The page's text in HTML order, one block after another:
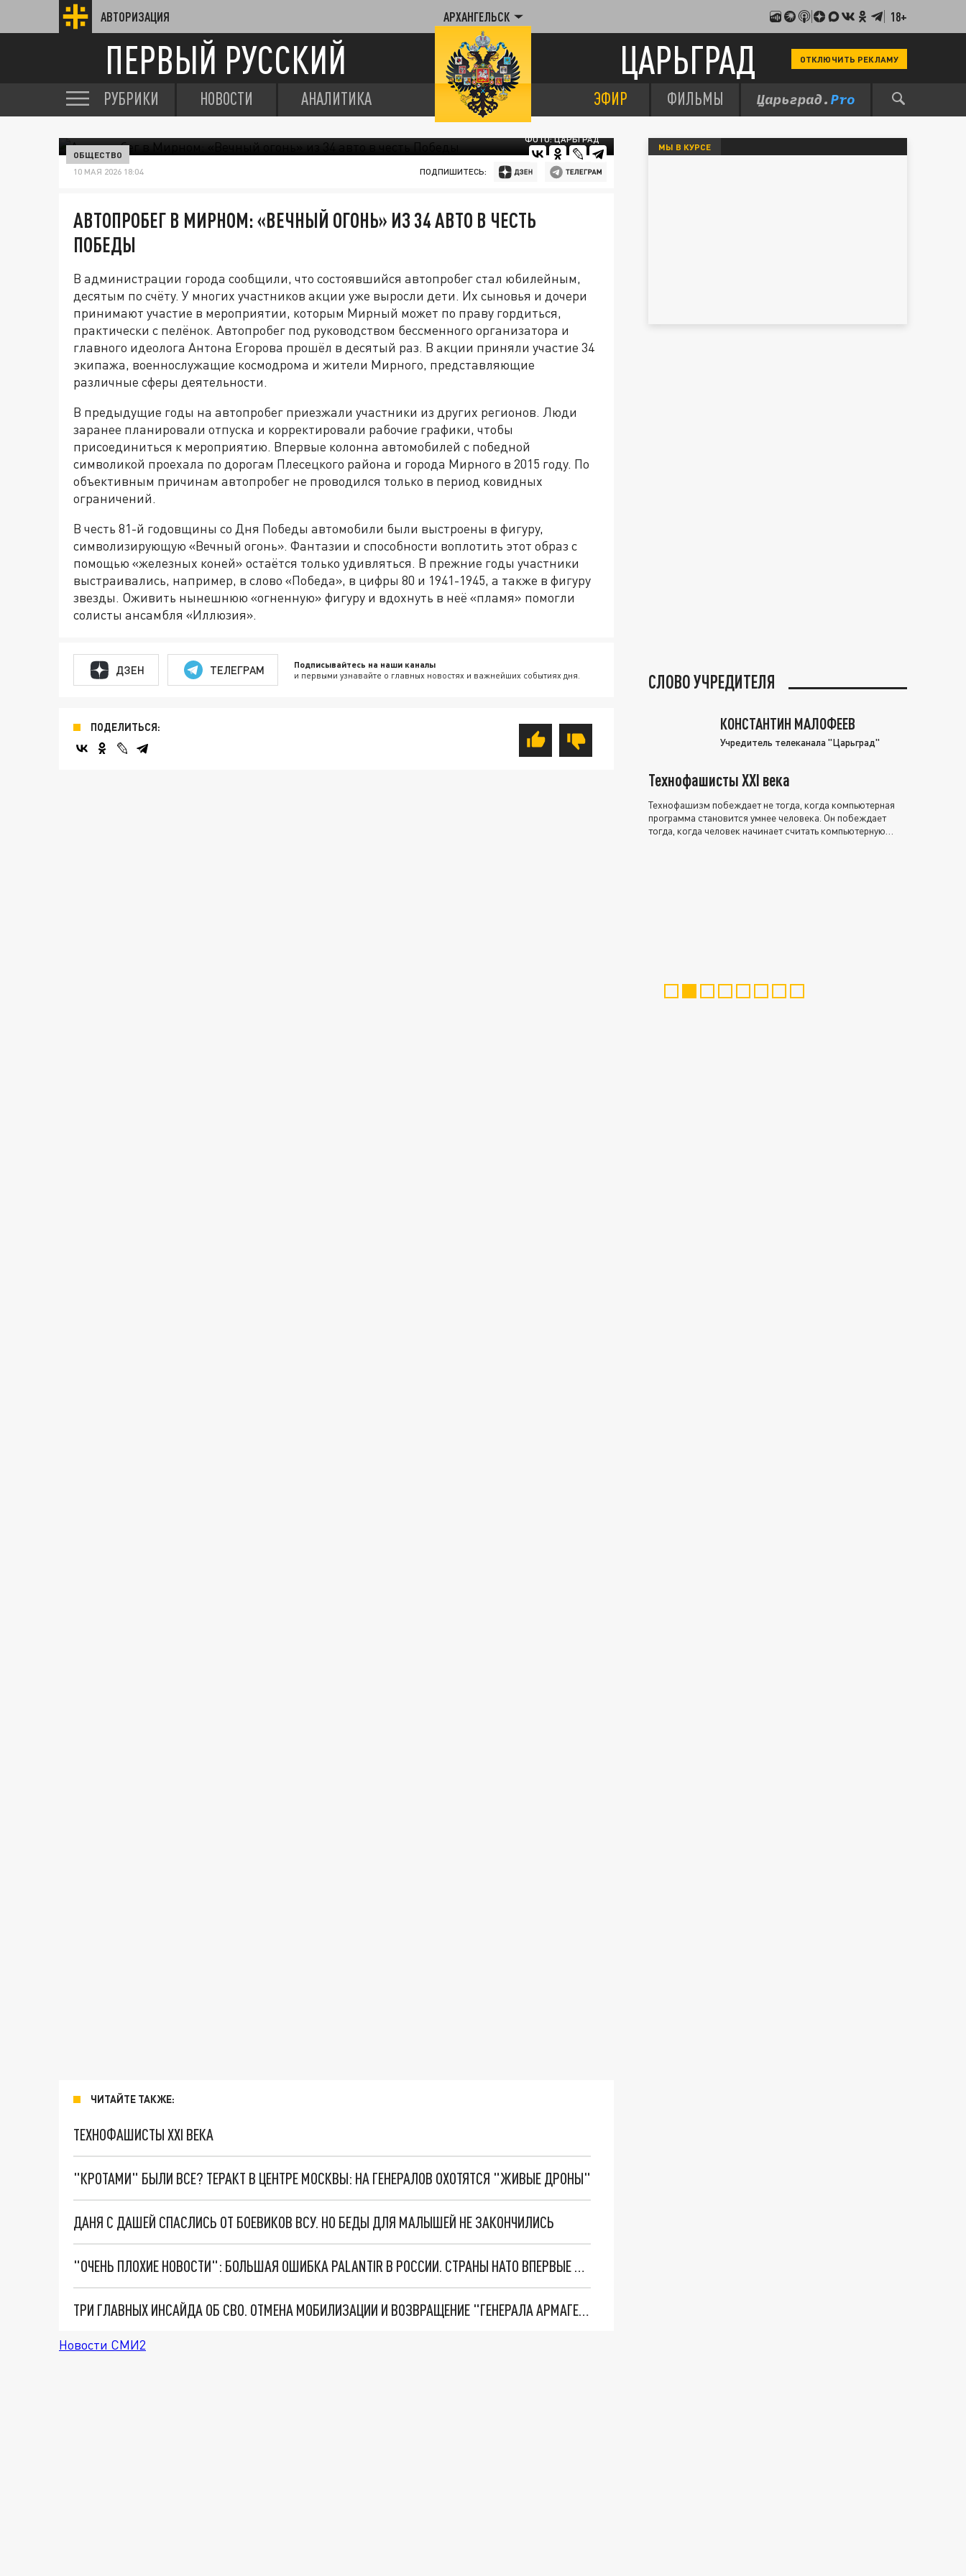
АВТОРИЗАЦИЯ АРХАНГЕЛЬСК 18+
ПЕРВЫЙ РУССКИЙ ЦАРЬГРАД ОТКЛЮЧИТЬ РЕКЛАМУ
РУБРИКИ НОВОСТИ АНАЛИТИКА ЭФИР ФИЛЬМЫ
ФОТО: ЦАРЬГРАД
ОБЩЕСТВО
10 МАЯ 2026 18:04 ПОДПИШИТЕСЬ:
АВТОПРОБЕГ В МИРНОМ: «ВЕЧНЫЙ ОГОНЬ» ИЗ 34 АВТО В ЧЕСТЬ
ПОБЕДЫ
В администрации города сообщили, что состоявшийся автопробег стал юбилейным,
десятым по счёту. У многих участников акции уже выросли дети. Их сыновья и дочери
принимают участие в мероприятии, которым Мирный может по праву гордиться,
практически с пелёнок. Автопробег под руководством бессменного организатора и
главного идеолога Антона Егорова прошёл в десятый раз. В акции приняли участие 34
экипажа, военнослужащие космодрома и жители Мирного, представляющие
различные сферы деятельности.
В предыдущие годы на автопробег приезжали участники из других регионов. Люди
заранее планировали отпуска и корректировали рабочие графики, чтобы
присоединиться к мероприятию. Впервые колонна автомобилей с победной
символикой проехала по дорогам Плесецкого района и города Мирного в 2015 году. По
объективным причинам автопробег не проводился только в период ковидных
ограничений.
В честь 81-й годовщины со Дня Победы автомобили были выстроены в фигуру,
символизирующую «Вечный огонь». Фантазии и способности воплотить этот образ с
помощью «железных коней» остаётся только удивляться. В прежние годы участники
выстраивались, например, в слово «Победа», в цифры 80 и 1941-1945, а также в фигуру
звезды. Оживить нынешнюю «огненную» фигуру и вдохнуть в неё «пламя» помогли
солисты ансамбля «Иллюзия».
ДЗЕН ТЕЛЕГРАМ Подписывайтесь на наши каналы
и первыми узнавайте о главных новостях и важнейших событиях дня.
ПОДЕЛИТЬСЯ:
ЧИТАЙТЕ ТАКЖЕ:
ТЕХНОФАШИСТЫ XXI ВЕКА
"КРОТАМИ" БЫЛИ ВСЕ? ТЕРАКТ В ЦЕНТРЕ МОСКВЫ: НА ГЕНЕРАЛОВ ОХОТЯТСЯ "ЖИВЫЕ ДРОНЫ"
ДАНЯ С ДАШЕЙ СПАСЛИСЬ ОТ БОЕВИКОВ ВСУ. НО БЕДЫ ДЛЯ МАЛЫШЕЙ НЕ ЗАКОНЧИЛИСЬ
"ОЧЕНЬ ПЛОХИЕ НОВОСТИ": БОЛЬШАЯ ОШИБКА PALANTIR В РОССИИ. СТРАНЫ НАТО ВПЕРВЫЕ ЗА СВО ОСТАНОВИЛИ ПОСТАВКИ ОРУЖИЯ. ВСУ ТЕРЯЮТ ПРИГРАНИЧЬЕ?
ТРИ ГЛАВНЫХ ИНСАЙДА ОБ СВО. ОТМЕНА МОБИЛИЗАЦИИ И ВОЗВРАЩЕНИЕ "ГЕНЕРАЛА АРМАГЕДДОНА"? ОТЛИЧНЫЕ НОВОСТИ, КОТОРЫЕ ЖДАЛИ ВСЕ
Новости СМИ2
МЫ В КУРСЕ
СЛОВО УЧРЕДИТЕЛЯ
КОНСТАНТИН МАЛОФЕЕВ
Учредитель телеканала "Царьград"
Технофашисты XXI века
Технофашизм побеждает не тогда, когда компьютерная
программа становится умнее человека. Он побеждает
тогда, когда человек начинает считать компьютерную